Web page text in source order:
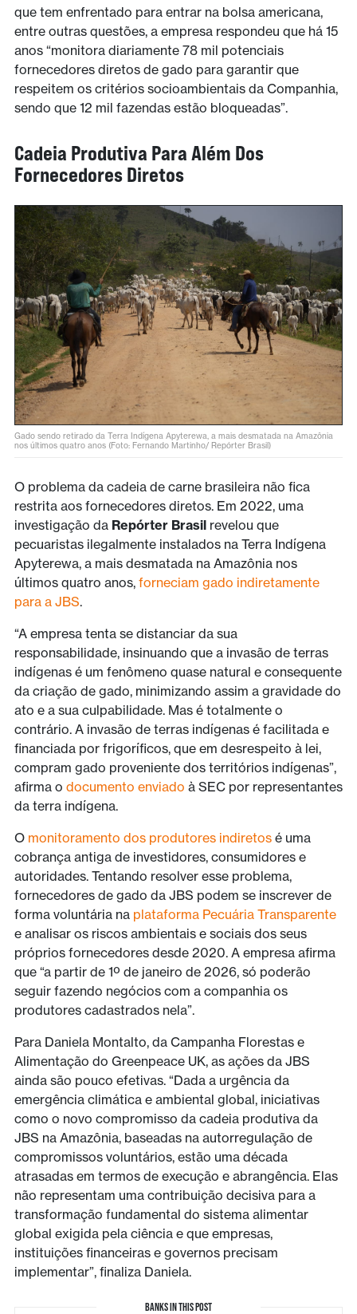
que tem enfrentado para entrar na bolsa americana,
entre outras questões, a empresa respondeu que há 15
anos “monitora diariamente 78 mil potenciais
fornecedores diretos de gado para garantir que
respeitem os critérios socioambientais da Companhia,
sendo que 12 mil fazendas estão bloqueadas”.
Cadeia Produtiva Para Além Dos
Fornecedores Diretos
Gado sendo retirado da Terra Indígena Apyterewa, a mais desmatada na Amazônia
nos últimos quatro anos (Foto: Fernando Martinho/ Repórter Brasil)
O problema da cadeia de carne brasileira não fica
restrita aos fornecedores diretos. Em 2022, uma
investigação da Repórter Brasilrevelou que
pecuaristas ilegalmente instalados na Terra Indígena
Apyterewa, a mais desmatada na Amazônia nos
últimos quatro anos, forneciam gado indiretamente
para a JBS.
“A empresa tenta se distanciar da sua
responsabilidade, insinuando que a invasão de terras
indígenas é um fenômeno quase natural e consequente
da criação de gado, minimizando assim a gravidade do
ato e a sua culpabilidade. Mas é totalmente o
contrário. A invasão de terras indígenas é facilitada e
financiada por frigoríficos, que em desrespeito à lei,
compram gado proveniente dos territórios indígenas”,
afirma o documento enviado à SEC por representantes
da terra indígena.
O monitoramento dos produtores indiretosé uma
cobrança antiga de investidores, consumidores e
autoridades. Tentando resolver esse problema,
fornecedores de gado da JBS podem se inscrever de
forma voluntária na plataforma Pecuária Transparente
e analisar os riscos ambientais e sociais dos seus
próprios fornecedores desde 2020. A empresa afirma
que “a partir de 1º de janeiro de 2026, só poderão
seguir fazendo negócios com a companhia os
produtores cadastrados nela”.
Para Daniela Montalto, da Campanha Florestas e
Alimentação do Greenpeace UK, as ações da JBS
ainda são pouco efetivas. “Dada a urgência da
emergência climática e ambiental global, iniciativas
como o novo compromisso da cadeia produtiva da
JBS na Amazônia, baseadas na autorregulação de
compromissos voluntários, estão uma década
atrasadas em termos de execução e abrangência. Elas
não representam uma contribuição decisiva para a
transformação fundamental do sistema alimentar
global exigida pela ciência e que empresas,
instituições financeiras e governos precisam
implementar”, finaliza Daniela.
BANKS IN THIS POST